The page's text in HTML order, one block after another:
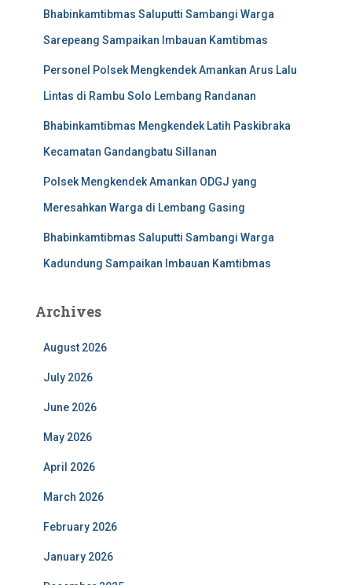
Bhabinkamtibmas Saluputti Sambangi Warga
Sarepeang Sampaikan Imbauan Kamtibmas
Personel Polsek Mengkendek Amankan Arus Lalu
Lintas di Rambu Solo Lembang Randanan
Bhabinkamtibmas Mengkendek Latih Paskibraka
Kecamatan Gandangbatu Sillanan
Polsek Mengkendek Amankan ODGJ yang
Meresahkan Warga di Lembang Gasing
Bhabinkamtibmas Saluputti Sambangi Warga
Kadundung Sampaikan Imbauan Kamtibmas
Archives
August 2026
July 2026
June 2026
May 2026
April 2026
March 2026
February 2026
January 2026